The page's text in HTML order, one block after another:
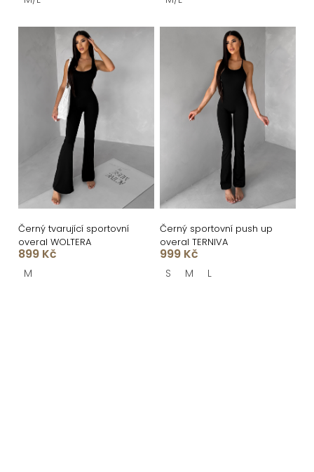
ů
Černý tvarující sportovní
overal WOLTERA
899 Kč
M
Černý sportovní push up
overal TERNIVA
999 Kč
S M L